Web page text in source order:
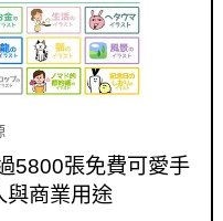
5800張免費可愛手
與商業用途